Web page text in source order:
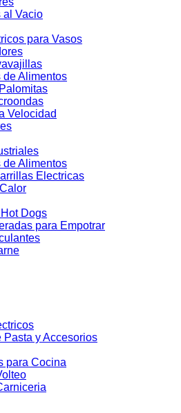
al Vacio
para Vasos
de Alimentos
Velocidad
de Alimentos
Electricas
Dogs
para Empotrar
Pasta y Accesorios
para Cocina